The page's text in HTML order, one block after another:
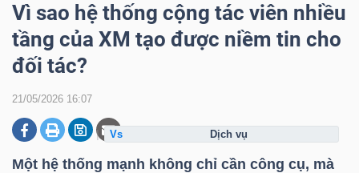
Vì sao hệ thống cộng tác viên nhiều
tầng của XM tạo được niềm tin cho
đối tác?
21/05/2026 16:07
Một hệ thống mạnh không chỉ cần công cụ, mà
dịch vụ
CHỨNG
KHOÁN
DOANH
NGHIỆP